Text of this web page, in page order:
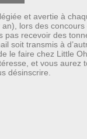
et avertie à
lors des concours
pas recevoir des
soit transmis à
le faire chez Little
et vous aurez
désinscrire.